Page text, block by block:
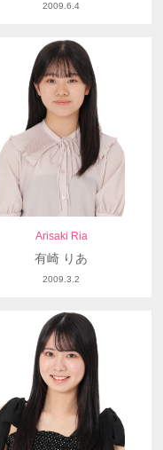
2009.6.4
Arisaki Ria
有崎 りあ
2009.3.2